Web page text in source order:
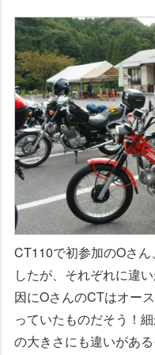
CT110で初参加のOさ
したが、それぞれに違
因にOさんのCTはオー
っていたものだそう！
の大きさにも違いがある